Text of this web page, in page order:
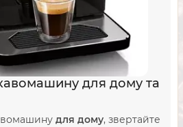
для дому та
для дому, звертайте